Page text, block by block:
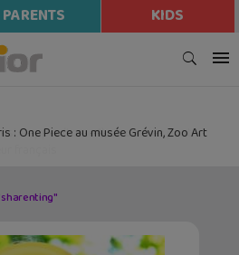
PARENTS KIDS
: One Piece au musée Grévin, Zoo Art